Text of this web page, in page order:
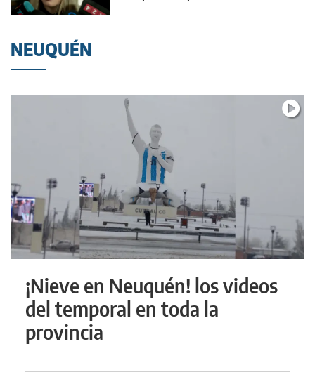
NEUQUÉN
¡Nieve en Neuquén! los videos
del temporal en toda la
provincia